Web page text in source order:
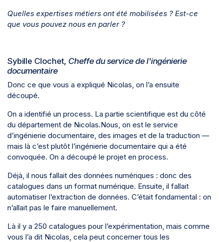
Quelles expertises métiers ont été mobilisées ? Est-ce
que vous pouvez nous en parler ?
Sybille Clochet, Cheffe du service de l'ingénierie
documentaire
Donc ce que vous a expliqué Nicolas, on l’a ensuite
découpé.
On a identifié un process. La partie scientifique est du côté
du département de Nicolas.Nous, on est le service
d’ingénierie documentaire, des images et de la traduction —
mais là c’est plutôt l’ingénierie documentaire qui a été
convoquée. On a découpé le projet en process.
Déjà, il nous fallait des données numériques : donc des
catalogues dans un format numérique. Ensuite, il fallait
automatiser l’extraction de données. C’était fondamental : on
n’allait pas le faire manuellement.
Là il y a 250 catalogues pour l’expérimentation, mais comme
vous l’a dit Nicolas, cela peut concerner tous les